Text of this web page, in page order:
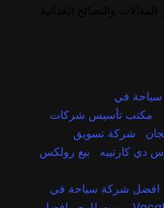
في
مكتب تأسيس شركات
شركة تسويق
دي كارتييه
بيع رولكس
افضل شركة سياحة في